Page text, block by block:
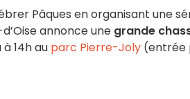
Pâques en organisant une
annonce une grande
14h au parc Pierre-Joly (entrée